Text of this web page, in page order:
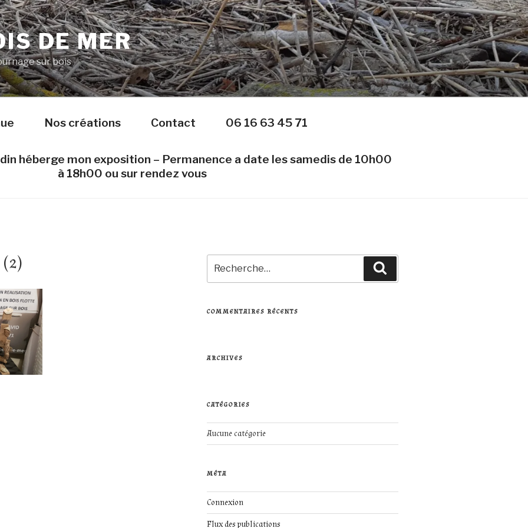
DE MER
sur bois
Nos créations Contact 06 16 63 45 71
héberge mon exposition – Permanence a date les samedis de 10h00
à 18h00 ou sur rendez vous
pour
:
COMMENTAIRES RÉCENTS
ARCHIVES
CATÉGORIES
Aucune catégorie
MÉTA
Connexion
Flux des publications